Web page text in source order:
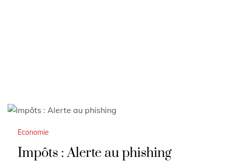
Economie
Impôts : Alerte au phishing